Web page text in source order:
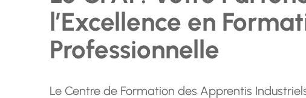
l’Excellence en
Professionnelle
Le Centre de Formation des Apprentis